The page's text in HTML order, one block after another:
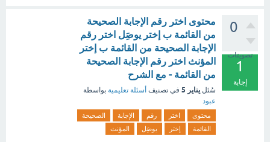
0
تصويتات
1
إجابة
محتوى اختر رقم الإجابة الصحيحة
من القائمة ب إختر يوصَِل اختر رقم
الإجابة الصحيحة من القائمة ب إختر
المؤنث اختر رقم الإجابة الصحيحة
من القائمة - مع الشرح
سُئل يناير 5 في تصنيف أسئلة تعليمية بواسطة
عبود
محتوى اختر رقم الإجابة
الصحيحة
القائمة
إختر يوصَِل المؤنث